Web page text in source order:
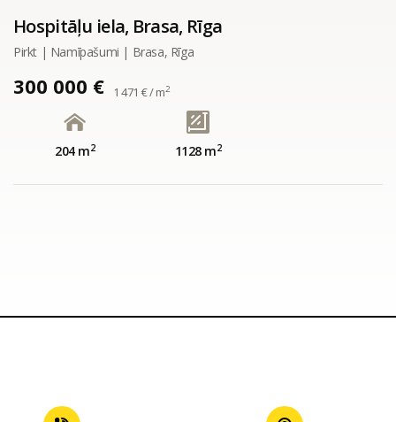
Hospitāļu iela, Brasa, Rīga
Pirkt | Namīpašumi | Brasa, Rīga
300 000 € 1 471 € / m2
204 m2 1128 m2